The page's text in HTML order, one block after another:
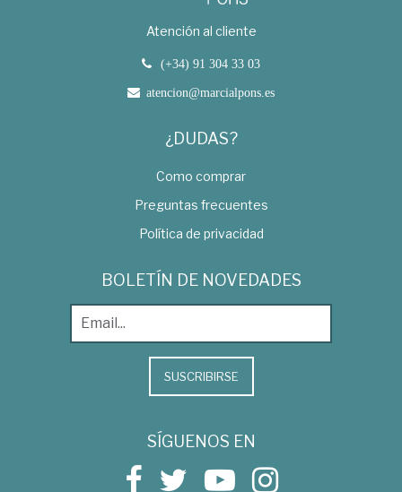
Atención al cliente
(+34) 91 304 33 03
atencion@marcialpons.es
¿DUDAS?
Como comprar
Preguntas frecuentes
Política de privacidad
BOLETÍN DE NOVEDADES
SUSCRIBIRSE
SÍGUENOS EN